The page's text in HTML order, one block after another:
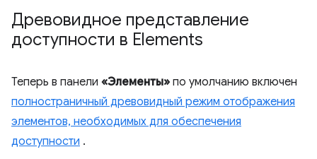
Древовидное представление
доступности в Elements
Теперь в панели «Элементы» по умолчанию включен
полностраничный древовидный режим отображения
элементов, необходимых для обеспечения
доступности .